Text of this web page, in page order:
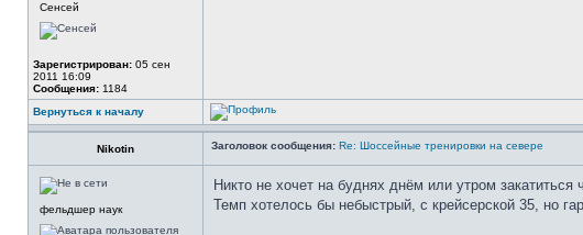
Сенсей
Зарегистрирован: 05 сен
2011 16:09
Сообщения: 1184
Вернуться к началу
Nikotin Заголовок сообщения: Re: Шоссейные тренировки на севере
фельдшер наук
Никто не хочет на буднях днём или утром закатиться
Темп хотелось бы небыстрый, с крейсерской 35, но